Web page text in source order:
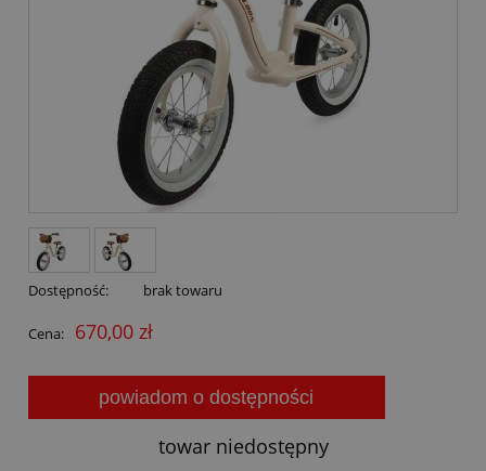
Dostępność: brak towaru
Cena: 670,00 zł
powiadom o dostępności
towar niedostępny